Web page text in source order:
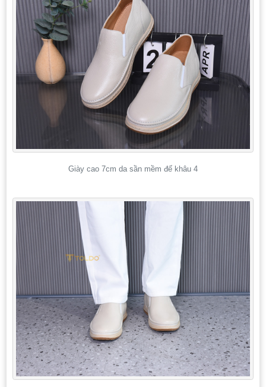
Giày cao 7cm da sần mềm đế khâu 4